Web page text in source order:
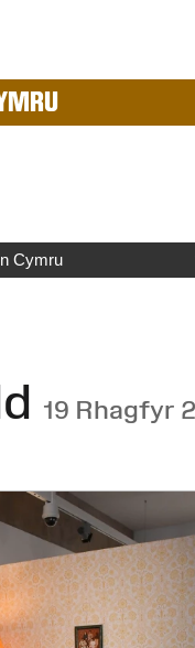
Cymru
19 Rhagfyr